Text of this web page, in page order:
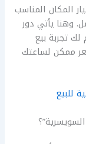
المكان المناسب
وهنا يأتي دور
تجربة بيع
ممكن لساعتك
للبيع